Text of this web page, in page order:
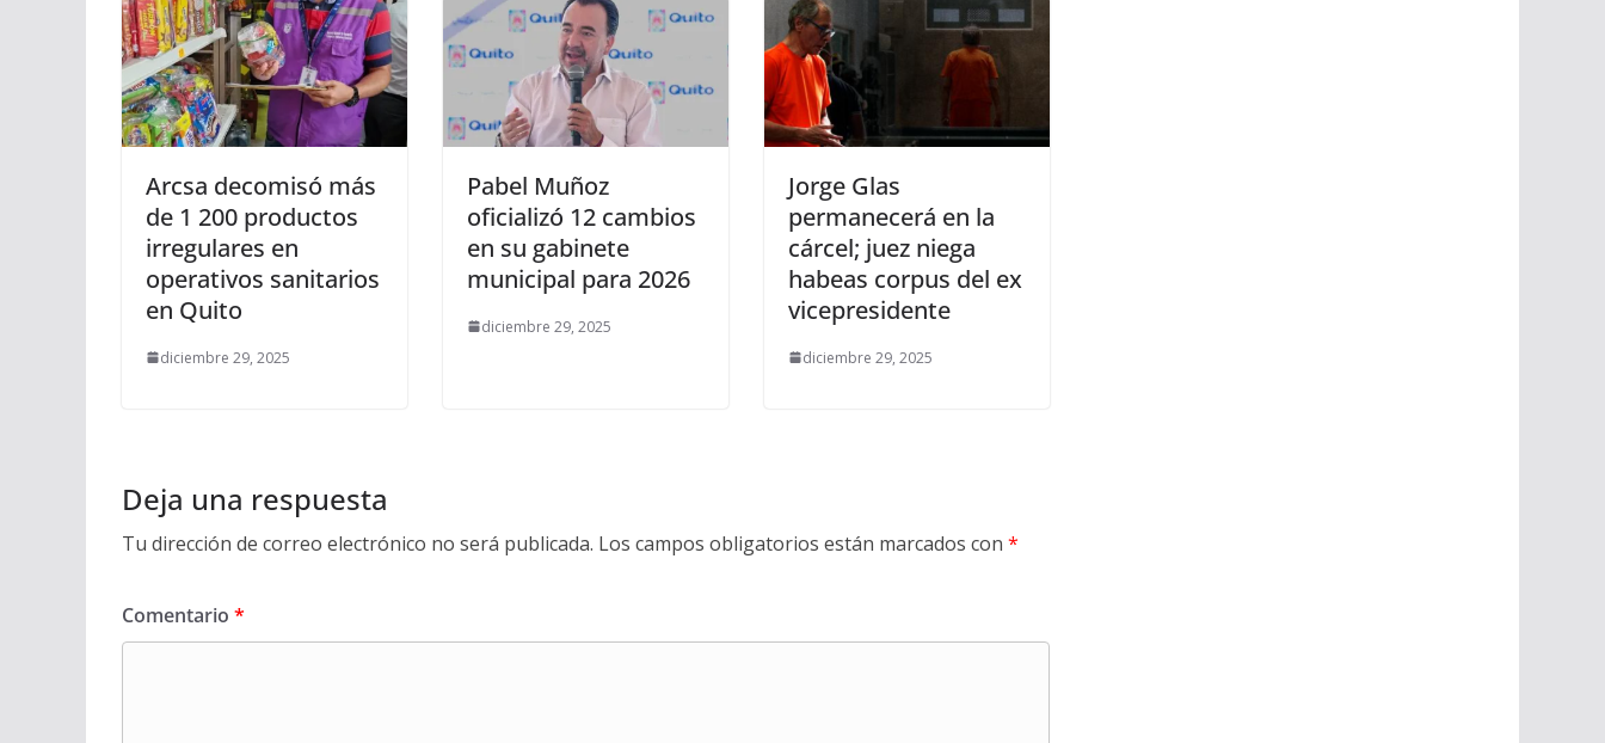
Arcsa decomisó más
de 1 200 productos
irregulares en
operativos sanitarios
en Quito
diciembre 29, 2025
Pabel Muñoz
oficializó 12 cambios
en su gabinete
municipal para 2026
diciembre 29, 2025
Jorge Glas
permanecerá en la
cárcel; juez niega
habeas corpus del ex
vicepresidente
diciembre 29, 2025
Deja una respuesta
Tu dirección de correo electrónico no será publicada. Los campos obligatorios están marcados con *
Comentario *